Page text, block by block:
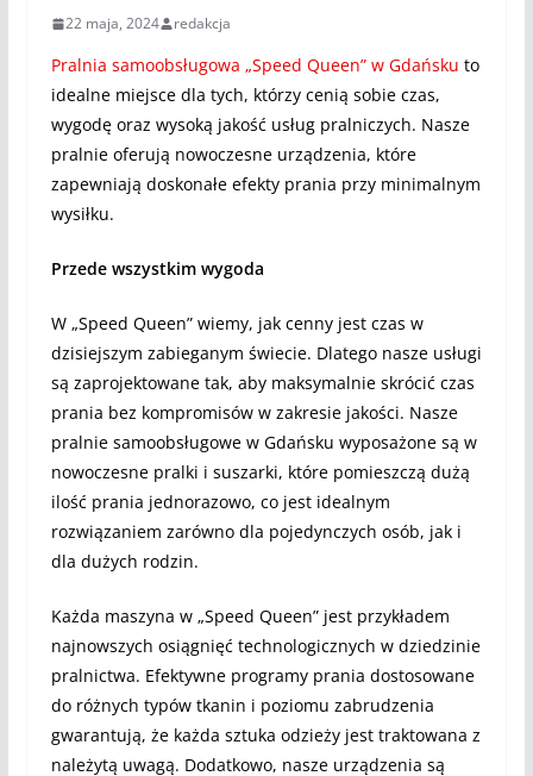
22 maja, 2024 redakcja
Pralnia samoobsługowa „Speed Queen” w Gdańsku to
idealne miejsce dla tych, którzy cenią sobie czas,
wygodę oraz wysoką jakość usług pralniczych. Nasze
pralnie oferują nowoczesne urządzenia, które
zapewniają doskonałe efekty prania przy minimalnym
wysiłku.
Przede wszystkim wygoda
W „Speed Queen” wiemy, jak cenny jest czas w
dzisiejszym zabieganym świecie. Dlatego nasze usługi
są zaprojektowane tak, aby maksymalnie skrócić czas
prania bez kompromisów w zakresie jakości. Nasze
pralnie samoobsługowe w Gdańsku wyposażone są w
nowoczesne pralki i suszarki, które pomieszczą dużą
ilość prania jednorazowo, co jest idealnym
rozwiązaniem zarówno dla pojedynczych osób, jak i
dla dużych rodzin.
Każda maszyna w „Speed Queen” jest przykładem
najnowszych osiągnięć technologicznych w dziedzinie
pralnictwa. Efektywne programy prania dostosowane
do różnych typów tkanin i poziomu zabrudzenia
gwarantują, że każda sztuka odzieży jest traktowana z
należytą uwagą. Dodatkowo, nasze urządzenia są